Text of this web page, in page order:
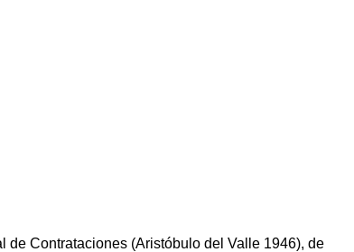
Contrataciones (Aristóbulo del Valle 1946), de